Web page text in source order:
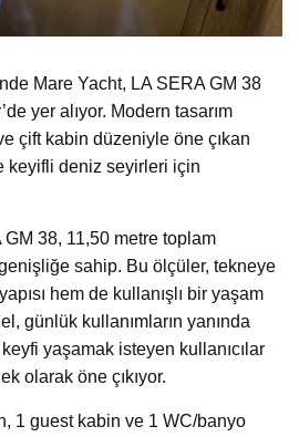
Mare Yacht, LA SERA GM 38
yer alıyor. Modern tasarım
çift kabin düzeniyle öne çıkan
keyifli deniz seyirleri için
38, 11,50 metre toplam
sahip. Bu ölçüler, tekneye
hem de kullanışlı bir yaşam
günlük kullanımların yanında
yaşamak isteyen kullanıcılar
olarak öne çıkıyor.
1 guest kabin ve 1 WC/banyo